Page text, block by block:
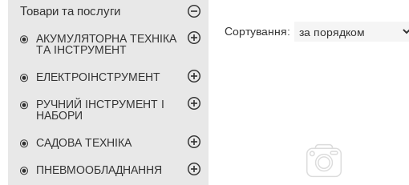
Товари та послуги
АКУМУЛЯТОРНА ТЕХНІКА
ТА ІНСТРУМЕНТ
ЕЛЕКТРОІНСТРУМЕНТ
РУЧНИЙ ІНСТРУМЕНТ І
НАБОРИ
САДОВА ТЕХНІКА
ПНЕВМООБЛАДНАННЯ